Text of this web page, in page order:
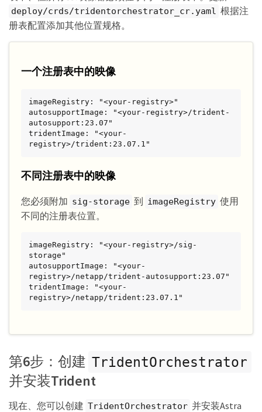
deploy/crds/tridentorchestrator_cr.yaml 根据注
册表配置添加其他位置规格。
一个注册表中的映像
imageRegistry: "<your-registry>"
autosupportImage: "<your-registry>/trident-
autosupport:23.07"
tridentImage: "<your-
registry>/trident:23.07.1"
不同注册表中的映像
您必须附加 sig-storage 到 imageRegistry 使用
不同的注册表位置。
imageRegistry: "<your-registry>/sig-
storage"
autosupportImage: "<your-
registry>/netapp/trident-autosupport:23.07"
tridentImage: "<your-
registry>/netapp/trident:23.07.1"
第6步：创建 TridentOrchestrator
并安装Trident
现在、您可以创建 TridentOrchestrator 并安装Astra